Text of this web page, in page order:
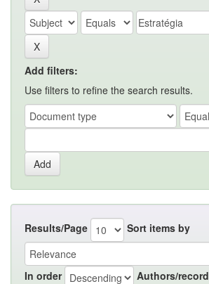
Add filters:
Use filters to refine the search results.
Results/Page Sort items by
In order Authors/record